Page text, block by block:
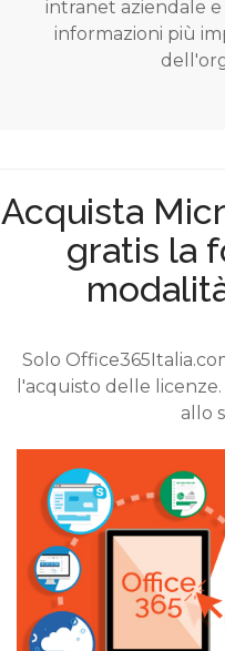
intranet aziendale
informazioni più
Acquista
gratis la
Solo
l'acquisto delle
allo